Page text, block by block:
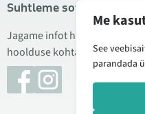
Suhtleme sotsiaalmeedias
Jagame infot hea hinna
hoolduse kohta. Mõnikord
Me
See
parandada